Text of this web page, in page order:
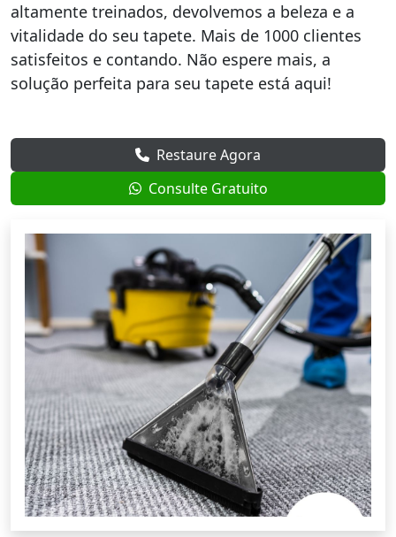
altamente treinados, devolvemos a beleza e a
vitalidade do seu tapete. Mais de 1000 clientes
satisfeitos e contando. Não espere mais, a
solução perfeita para seu tapete está aqui!
Restaure Agora
Consulte Gratuito